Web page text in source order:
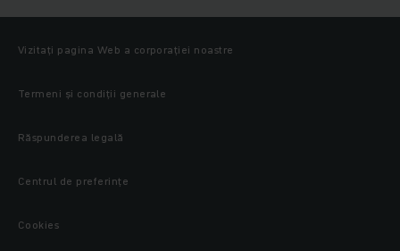
Vizitați pagina Web a corporației noastre
Termeni și condiții generale
Răspunderea legală
Centrul de preferințe
Cookies